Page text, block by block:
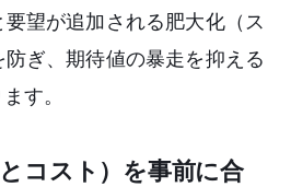
望が追加される肥大化（ス
ぎ、期待値の暴走を抑える
す。
コスト）を事前に合